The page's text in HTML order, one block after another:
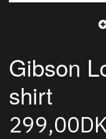
Gibson
shirt